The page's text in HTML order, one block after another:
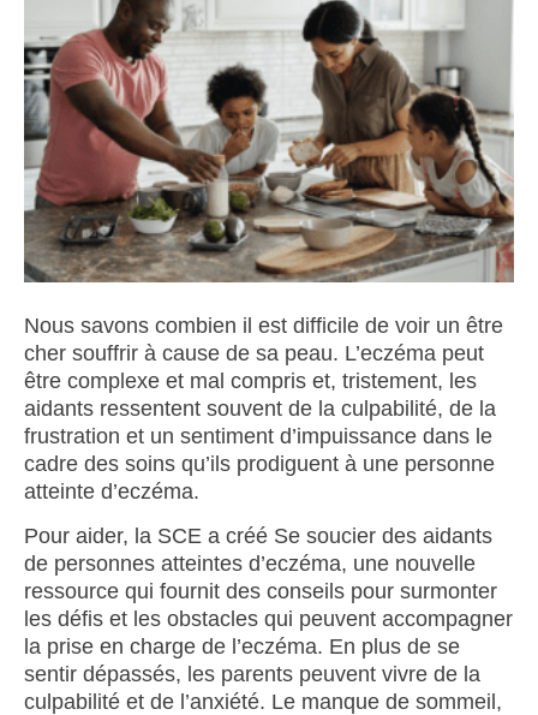
Nous savons combien il est difficile de voir un être
cher souffrir à cause de sa peau. L’eczéma peut
être complexe et mal compris et, tristement, les
aidants ressentent souvent de la culpabilité, de la
frustration et un sentiment d’impuissance dans le
cadre des soins qu’ils prodiguent à une personne
atteinte d’eczéma.
Pour aider, la SCE a créé Se soucier des aidants
de personnes atteintes d’eczéma, une nouvelle
ressource qui fournit des conseils pour surmonter
les défis et les obstacles qui peuvent accompagner
la prise en charge de l’eczéma. En plus de se
sentir dépassés, les parents peuvent vivre de la
culpabilité et de l’anxiété. Le manque de sommeil,